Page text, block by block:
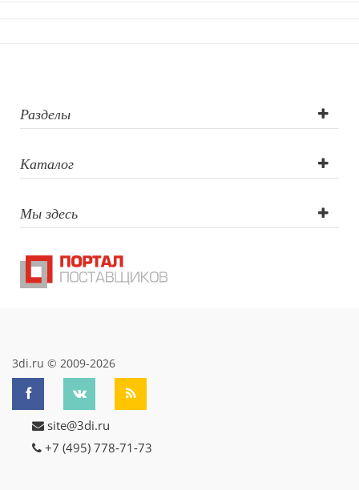
печать круговая
Разделы
Каталог
Мы здесь
3di.ru © 2009-2026
site@3di.ru
+7 (495) 778-71-73